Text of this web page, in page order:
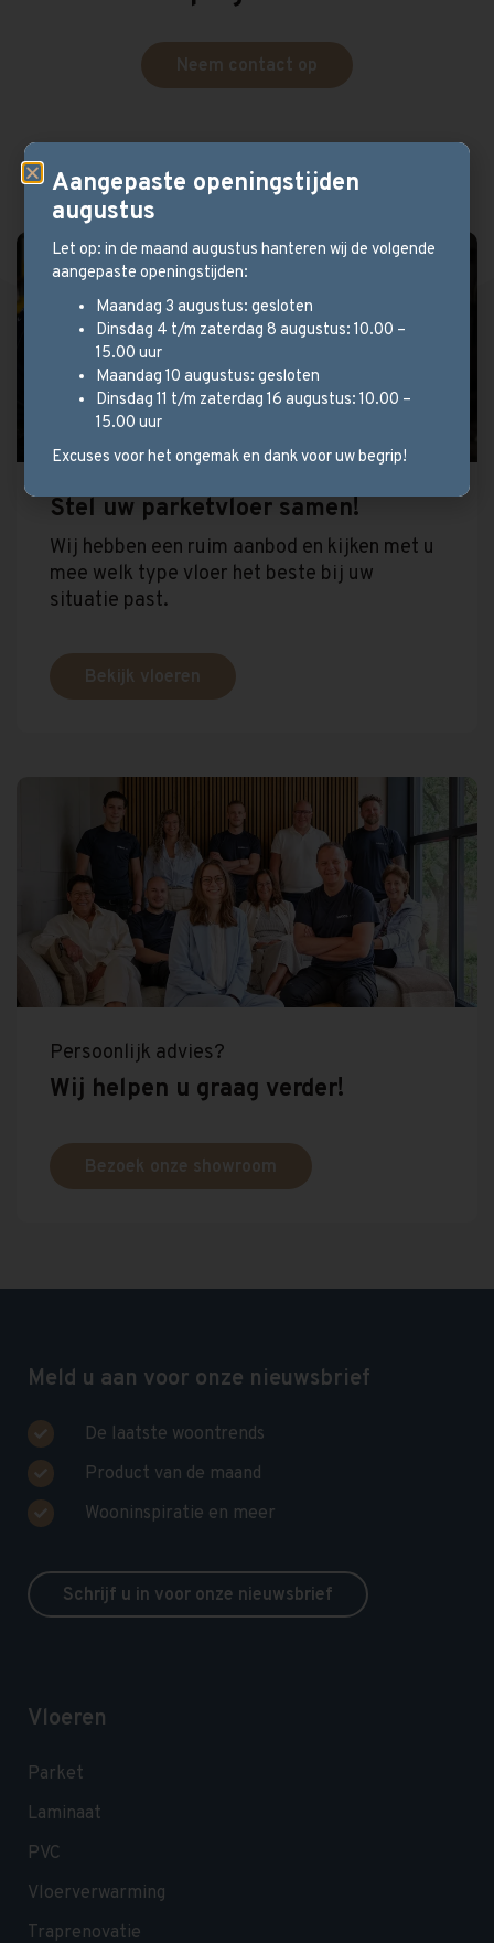
Neem contact op
Stel uw parketvloer samen!
Wij hebben een ruim aanbod en kijken met u
mee welk type vloer het beste bij uw
situatie past.
Bekijk vloeren
Persoonlijk advies?
Wij helpen u graag verder!
Bezoek onze showroom
Meld u aan voor onze nieuwsbrief
De laatste woontrends
Product van de maand
Wooninspiratie en meer
Schrijf u in voor onze nieuwsbrief
Vloeren
Parket
Laminaat
PVC
Vloerverwarming
Traprenovatie
Aangepaste openingstijden
augustus
Let op: in de maand augustus hanteren wij de volgende
aangepaste openingstijden:
Maandag 3 augustus: gesloten
Dinsdag 4 t/m zaterdag 8 augustus: 10.00 –
15.00 uur
Maandag 10 augustus: gesloten
Dinsdag 11 t/m zaterdag 16 augustus: 10.00 –
15.00 uur
Excuses voor het ongemak en dank voor uw begrip!